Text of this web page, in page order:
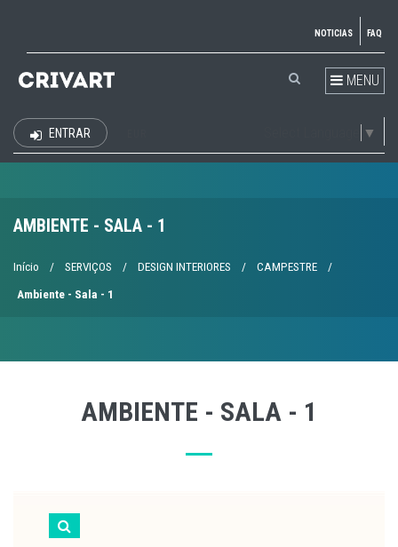
NOTICIAS FAQ
MENU
▼
ENTRAR
AMBIENTE - SALA - 1
Início / SERVIÇOS / DESIGN INTERIORES / CAMPESTRE /
Ambiente - Sala - 1
AMBIENTE - SALA - 1